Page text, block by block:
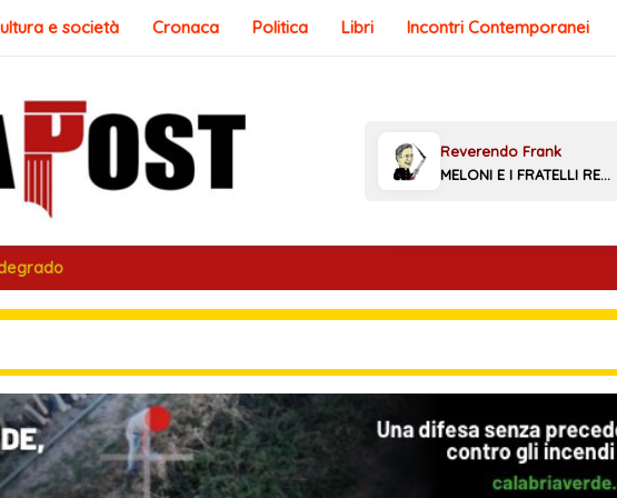
e società Cronaca Politica Libri Incontri Contemporanei
MELONI E I FRATELLI REGGINI